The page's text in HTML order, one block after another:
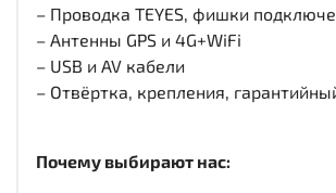
– Проводка TEYES, фишки
– Антенны GPS и 4G+WiFi
– USB и AV кабели
– Отвёртка, крепления,
Почему выбирают нас: